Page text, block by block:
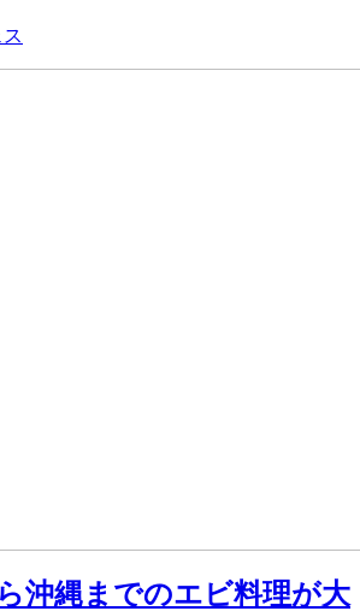
沖縄までのエビ料理が大